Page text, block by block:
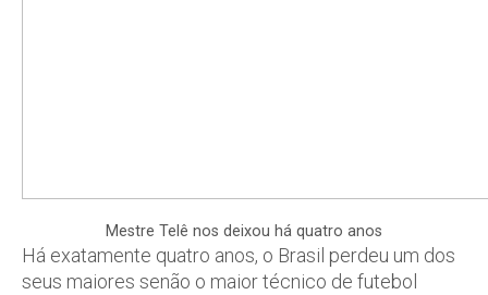
Mestre Telê nos deixou há quatro anos
Há exatamente quatro anos, o Brasil perdeu um dos
seus maiores senão o maior técnico de futebol